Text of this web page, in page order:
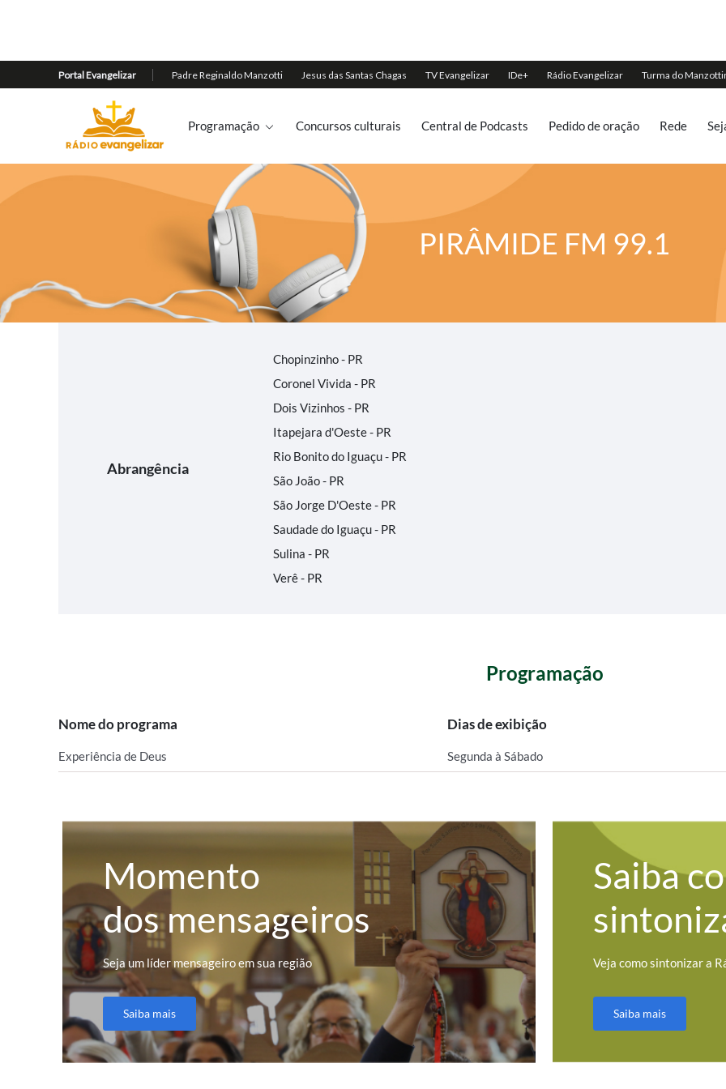
Programação Concursos culturais Central de Podcasts Pedido de oração Rede
PIRÂMIDE FM 99.1
Abrangência
Chopinzinho - PR
Coronel Vivida - PR
Dois Vizinhos - PR
Itapejara d'Oeste - PR
Rio Bonito do Iguaçu - PR
São João - PR
São Jorge D'Oeste - PR
Saudade do Iguaçu - PR
Sulina - PR
Verê - PR
Programação
Nome do programa Dias de exibição
Experiência de Deus Segunda à Sábado
Momento
dos mensageiros
Seja um líder mensageiro em sua região
Saiba mais
Saiba
Veja como sintonizar a
Saiba mais